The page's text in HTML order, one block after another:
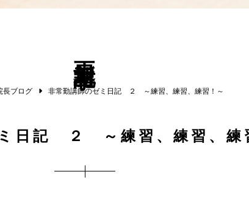
長ブログ 非常勤講師のゼミ日記 ２ ～練習、練習、練習！～
日記 ２ ～練習、練習、練